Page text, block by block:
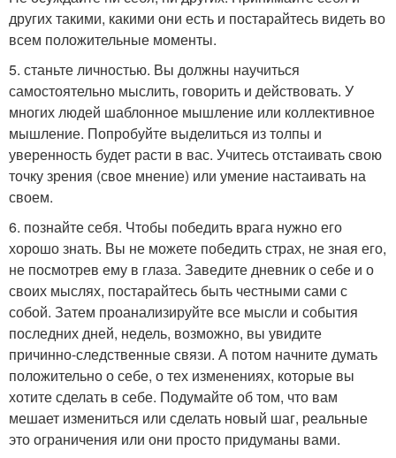
других такими, какими они есть и постарайтесь видеть во
всем положительные моменты.
5. станьте личностью. Вы должны научиться
самостоятельно мыслить, говорить и действовать. У
многих людей шаблонное мышление или коллективное
мышление. Попробуйте выделиться из толпы и
уверенность будет расти в вас. Учитесь отстаивать свою
точку зрения (свое мнение) или умение настаивать на
своем.
6. познайте себя. Чтобы победить врага нужно его
хорошо знать. Вы не можете победить страх, не зная его,
не посмотрев ему в глаза. Заведите дневник о себе и о
своих мыслях, постарайтесь быть честными сами с
собой. Затем проанализируйте все мысли и события
последних дней, недель, возможно, вы увидите
причинно-следственные связи. А потом начните думать
положительно о себе, о тех изменениях, которые вы
хотите сделать в себе. Подумайте об том, что вам
мешает измениться или сделать новый шаг, реальные
это ограничения или они просто придуманы вами.